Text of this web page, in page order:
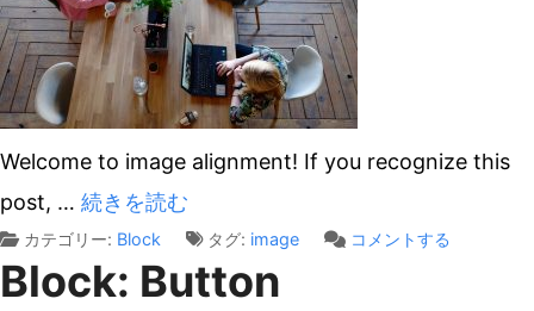
Welcome to image alignment! If you recognize this
post, … 続きを読む
カテゴリー: Block タグ: image コメントする
Block: Button